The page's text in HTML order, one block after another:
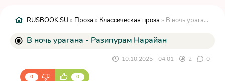
RUSBOOK.SU » Проза » Классическая проза » В ночь урагана - Разипурам Нарайан
В ночь урагана - Разипурам Нарайан
10.10.2025 - 04:01 2 0
0 0